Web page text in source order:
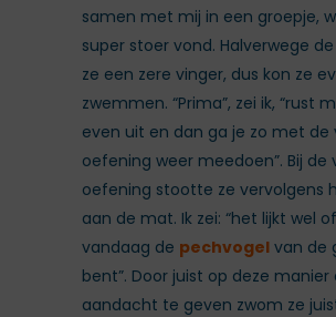
samen met mij in een groepje,
super stoer vond. Halverwege
ze een zere vinger, dus kon ze
zwemmen. “Prima”, zei ik, “rust
even uit en dan ga je zo met de
oefening weer meedoen”. Bij de
oefening stootte ze vervolgens
aan de mat. Ik zei: “het lijkt wel
vandaag de pechvogel van de
bent”. Door juist op deze manier
aandacht te geven zwom ze